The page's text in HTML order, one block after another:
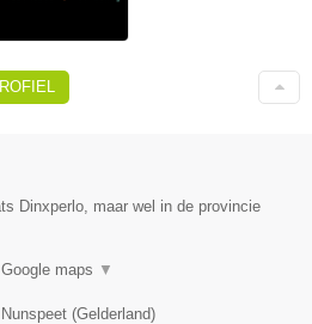
Dinxperlo, maar wel in de provincie
Google maps ▼
Nunspeet (Gelderland)